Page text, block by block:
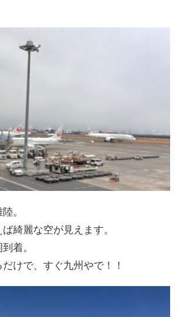
。
綺麗な空が見えます。
着。
けで、すぐ九州やで！！